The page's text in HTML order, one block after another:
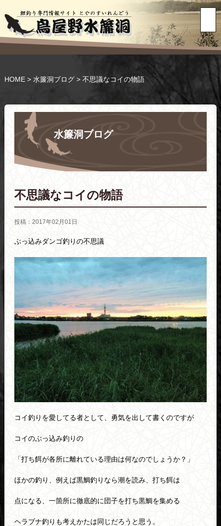
HOME> 水簾洞ブログ> 不思議なコイの物語
水簾洞ブログ
不思議なコイの物語
投稿：2017年02月01日
ぶっ込みダンゴ釣りの不思議
コイ釣りを愛してる者として、勇気を出して書くのですが
コイのぶっ込み釣りの
「打ち餌が各所に離れている理由は何なのでしょうか？」
ほかの釣り、例えば黒鯛釣りなら潮を読み、打ち餌は
点になる、一箇所に徹底的に団子を打ち黒鯛を集める
ヘラブナ釣りも考えかたは同じだろうと思う。